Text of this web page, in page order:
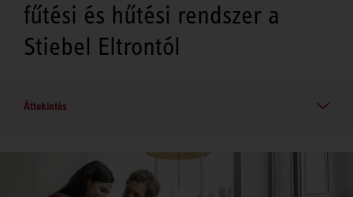
fűtési és hűtési rendszer a
Stiebel Eltrontól
Áttekintés